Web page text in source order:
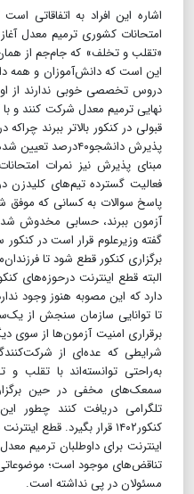
اشاره این افراد به اتفاقاتی
امتحانات کشوری ترمیم معدل
«تقلب و تخلف» که جام‌جم از
این است که دانش‌آموزان و همه
نهایی ترمیم معدل شرکت کنند و
پذیرش دانشجو۴۰درصد تعیین شده است.
مبنای پذیرش نیز نمرات
فعالیت گسترده تیم‌های کلیدزن
پاسخ سوالات به کسانی که موفق
آزمون ببرند، حسابی مخدوش
گفته وزیرعلوم قرار است در
برگزاری کنکور قطع شود تا
البته قطع اینترنت درحوزه‌های
دارد که این مصوبه هنوز وجود
تا توانایی سازمان سنجش از
برقراری امنیت آزمون‌ها از سوی
شرایطی که عده‌ای از
به‌راحتی توانسته‌اند با تقلب و
سمعک‌های مخفی در حین
تلگرامی دریافت کنند چطور
کنکور۱۴۰۲ قرار بگیرد. قطع
اینترنت برای داوطلبان ترمیم
تناقض‌های موجود است؛
مسئولان در پی نداشته است.